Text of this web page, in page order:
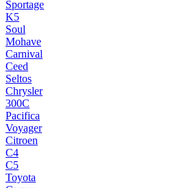
Sportage
K5
Soul
Mohave
Carnival
Ceed
Seltos
Chrysler
300C
Pacifica
Voyager
Citroen
C4
C5
Toyota